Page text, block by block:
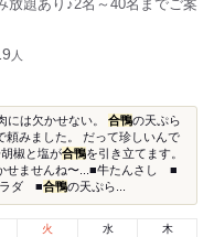
放題あり♪2名～40名までご案
人
には欠かせない。 合鴨の天ぷら
頼みました。 だって珍しいんで
椒と塩が合鴨を引き立てます。
せませんね〜...■牛たんさし ■
ラダ ■合鴨の天ぷら...
火 水 木